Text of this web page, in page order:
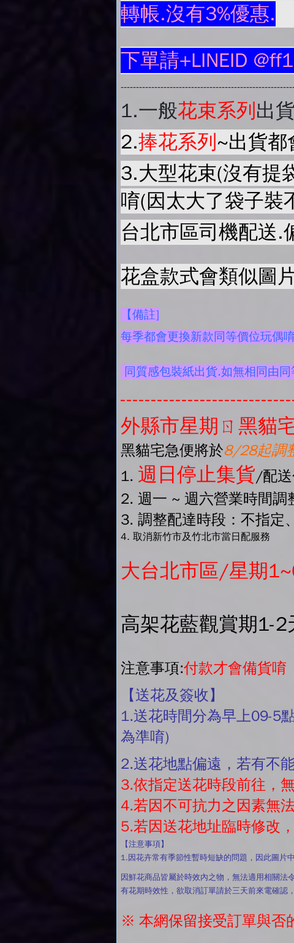
轉帳.沒有3%優惠.
下單請+LINEID
1.一般花束系列出
2.捧花系列~出貨都
3.大型花束(沒有提
唷(因太大了袋子裝
台北市區司機配送.
花盒款式會類似圖
【備註]
每季都會更換新款同等價位玩
同質感包裝紙出貨.如無相同由
外縣市星期ㄖ黑貓
黑貓宅急便將於8/28起調
1. 週日停止集貨/配
2. 週一 ~ 週六營業時間調
3. 調整配達時段：不指定
4. 取消新竹市及竹北市當日配服務
大台北市區/星期
高架花藍觀賞期1-
注意事項:付款才會備貨唷
【送花及簽收】
1.送花時間分為早上09-5
為準唷)
2.送花地點偏遠，若有不
3.依指定送花時段前往，
4.若因不可抗力之因素無
5.若因送花地址臨時修改
【注意事項】
1.因花卉常有季節性暫時短缺的問題，因此圖片
因鮮花商品皆屬於時效內之物，無法適用相關法
有花期時效性，欲取消訂單請於三天前來電確認
※ 本網保留接受訂單與否